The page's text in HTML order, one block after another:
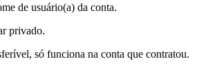
de usuário(a) da conta.
privado.
só funciona na conta que contratou.